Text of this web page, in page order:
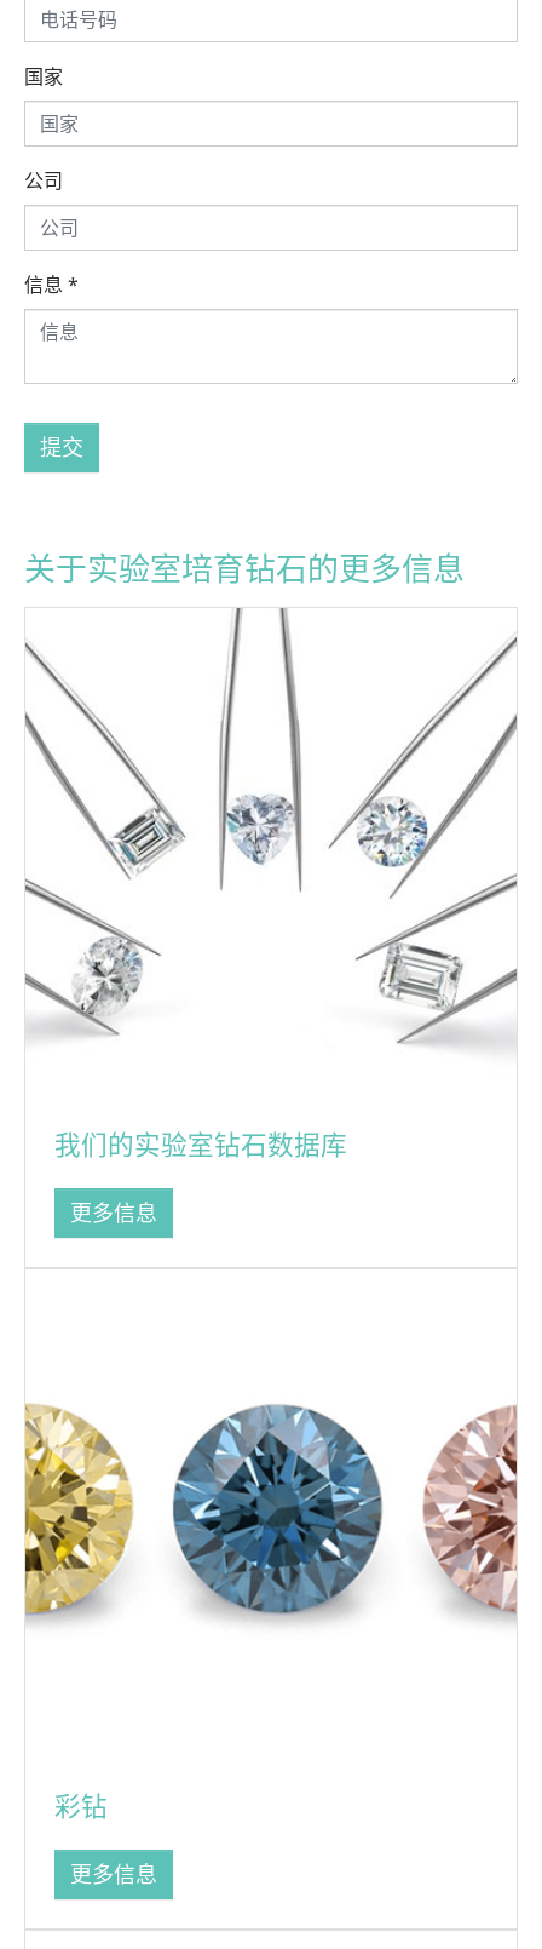
国家
公司
信息 *
提交
关于实验室培育钻石的更多信息
我们的实验室钻石数据库
更多信息
彩钻
更多信息